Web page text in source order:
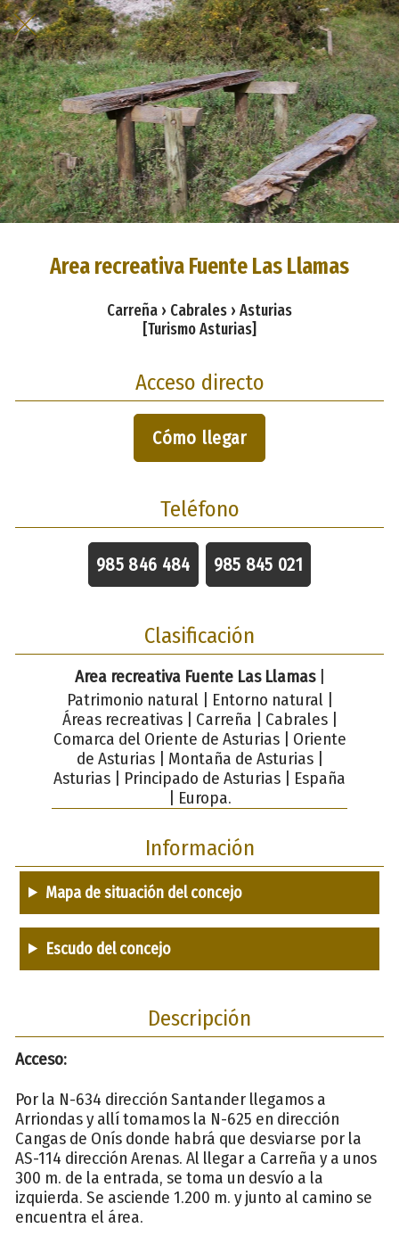
Area recreativa Fuente Las Llamas
Carreña › Cabrales › Asturias
[Turismo Asturias]
Acceso directo
Cómo llegar
Teléfono
985 846 484 985 845 021
Clasificación
Area recreativa Fuente Las Llamas|
Patrimonio natural | Entorno natural |
Áreas recreativas | Carreña | Cabrales |
Comarca del Oriente de Asturias | Oriente
de Asturias | Montaña de Asturias |
Asturias | Principado de Asturias | España
| Europa.
Información
Mapa de situación del concejo
Escudo del concejo
Descripción
Acceso:
Por la N-634 dirección Santander llegamos a
Arriondas y allí tomamos la N-625 en dirección
Cangas de Onís donde habrá que desviarse por la
AS-114 dirección Arenas. Al llegar a Carreña y a unos
300 m. de la entrada, se toma un desvío a la
izquierda. Se asciende 1.200 m. y junto al camino se
encuentra el área.